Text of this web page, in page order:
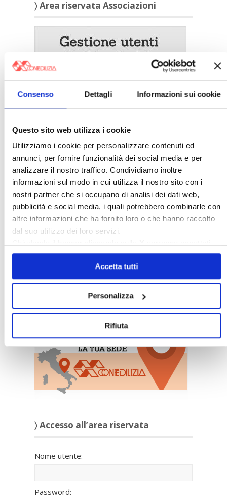
Consenso Dettagli Informazioni sui cookie
Questo sito web utilizza i cookie
Utilizziamo i cookie per personalizzare contenuti ed
annunci, per fornire funzionalità dei social media e per
analizzare il nostro traffico. Condividiamo inoltre
informazioni sul modo in cui utilizza il nostro sito con i
nostri partner che si occupano di analisi dei dati web,
pubblicità e social media, i quali potrebbero combinarle con
altre informazioni che ha fornito loro o che hanno raccolto
dal suo utilizzo dei loro servizi.
solo i cookie necessari.
Accetta tutti
Personalizza
Rifiuta
〉 Area riservata Associazioni
〉 5 ragioni per aderire a Confedilizia
〉 Accesso all’area riservata
Nome utente:
Password: